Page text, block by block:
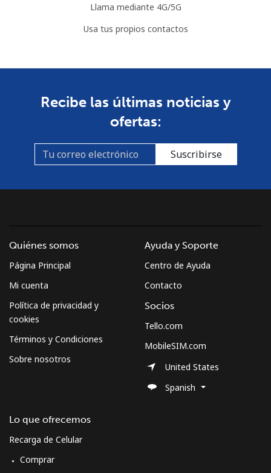
Llama mediante 4G/5G
Usa tus propios contactos
Recibe las últimas noticias y
ofertas:
Suscribirse
Quiénes somos
Página Principal
Mi cuenta
Política de privacidad y
cookies
Términos y Condiciones
Sobre nosotros
Lo que ofrecemos
Recarga de Celular
Comprar
Ayuda y Soporte
Centro de Ayuda
Contacto
Socios
Tello.com
MobileSIM.com
United States
Spanish